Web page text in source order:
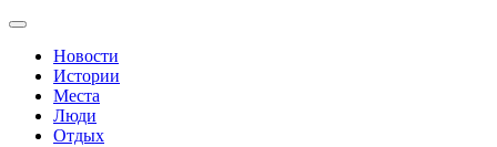
Новости
Истории
Места
Люди
Отдых